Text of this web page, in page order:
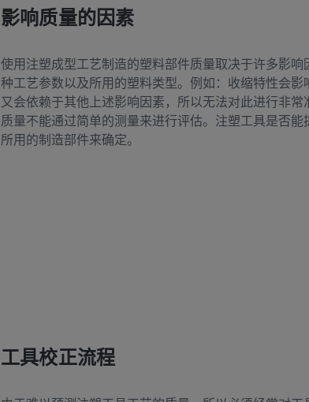
影响质量的因素
使用注塑成型工艺制造的塑料部件质量取决于许多影
种工艺参数以及所用的塑料类型。例如：收缩特性会
又会依赖于其他上述影响因素，所以无法对此进行非
质量不能通过简单的测量来进行评估。注塑工具是否能
所用的制造部件来确定。
工具校正流程